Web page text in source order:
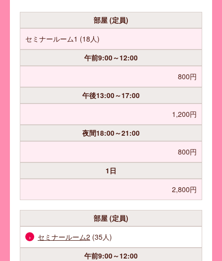
部屋 (定員)
セミナールーム1 (18人)
午前9:00～12:00
800円
午後13:00～17:00
1,200円
夜間18:00～21:00
800円
1日
2,800円
部屋 (定員)
セミナールーム2 (35人)
午前9:00～12:00